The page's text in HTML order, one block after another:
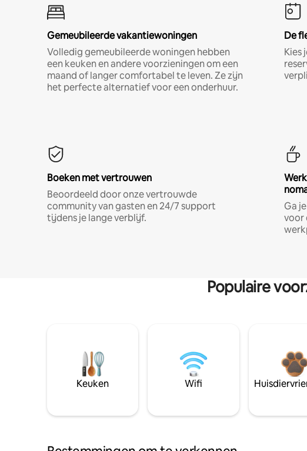
Gemeubileerde vakantiewoningen
Volledig gemeubileerde woningen hebben
een keuken en andere voorzieningen om een
maand of langer comfortabel te leven. Ze zijn
het perfecte alternatief voor een onderhuur.
De
Kies
Boeken met vertrouwen
Beoordeeld door onze vertrouwde
community van gasten en 24/7 support
tijdens je lange verblijf.
Ga
voor
Populaire
Keuken Wifi